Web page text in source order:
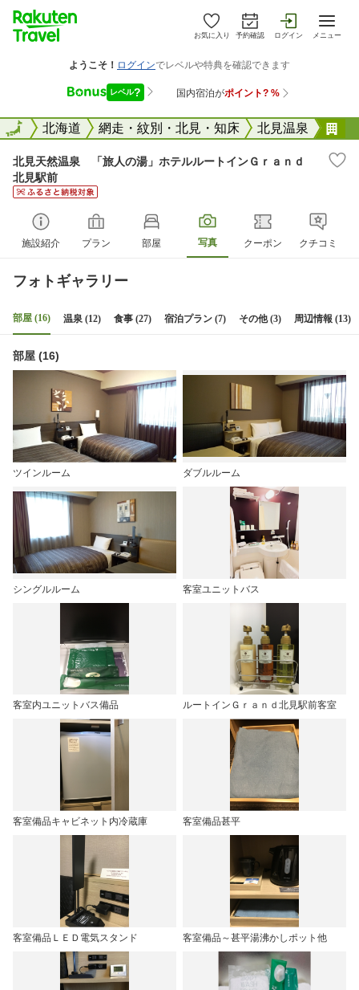
お気に入り 予約確認 ログイン メニュー
全国北海道 網走・紋別・北見・知床 北見温泉
全国
北見天然温泉 「旅人の湯」ホテルルートインＧｒａｎｄ
北見駅前
施設紹介 プラン 部屋 写真 クーポン クチコミ
フォトギャラリー
部屋 (16) 温泉 (12) 食事 (27) 宿泊プラン (7) その他 (3) 周辺情報 (13)
部屋 (16)
ツインルーム ダブルルーム
シングルルーム 客室ユニットバス
客室内ユニットバス備品 ルートインＧｒａｎｄ北見駅前客室
客室備品キャビネット内冷蔵庫 客室備品甚平
客室備品ＬＥＤ電気スタンド 客室備品～甚平湯沸かしポット他